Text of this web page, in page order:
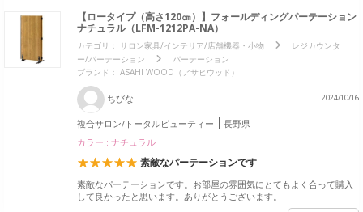
【ロータイプ（高さ120㎝）】フォールディングパーテーション
ナチュラル（LFM-1212PA-NA）
カテゴリ： サロン家具/インテリア/店舗機器・小物
レジカウンタ
ー/パーテーション
パーテーション
ブランド： ASAHI WOOD（アサヒウッド）
ちびな 2024/10/16
複合サロン/トータルビューティー
長野県
カラー : ナチュラル
素敵なパーテーションです
素敵なパーテーションです。お部屋の雰囲気にとてもよく合って購入
して良かったと思います。ありがとうございます。